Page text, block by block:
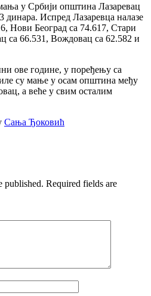
у Србији општина Лазаревац
динара. Испред Лазаревца налазе
Нови Београд са 74.617, Стари
са 66.531, Вождовац са 62.582 и
ове године, у поређењу са
су мање у осам општина међу
а веће у свим осталим
Сања Ђоковић
published. Required fields are